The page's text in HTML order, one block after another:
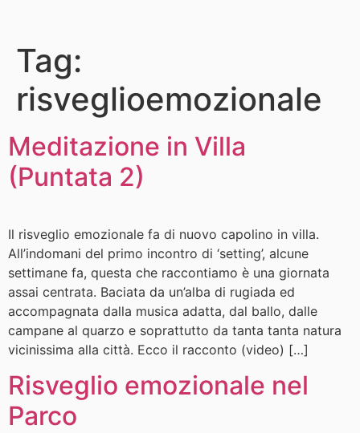
Tag:
risveglioemozionale
Meditazione in Villa
(Puntata 2)
Il risveglio emozionale fa di nuovo capolino in villa.
All’indomani del primo incontro di ‘setting’, alcune
settimane fa, questa che raccontiamo è una giornata
assai centrata. Baciata da un’alba di rugiada ed
accompagnata dalla musica adatta, dal ballo, dalle
campane al quarzo e soprattutto da tanta tanta natura
vicinissima alla città. Ecco il racconto (video) […]
Risveglio emozionale nel
Parco